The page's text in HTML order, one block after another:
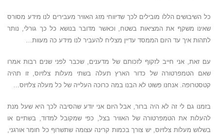
כל השיבושים הללו מובילים לכך שדיווחי מזג האוויר מעבירים לנו מידע מסורס
שאינו משקף את המציאות בשטח, וכאשר מדובר בנושא כל כך גורלי, נותר
לתהות איך עד היום הממסד עדיין מצליח להעביר לנו מידע כה מעוות…
עם זאת, אני חייב לזקוף לזכותם של מדענים, שכבר לפני שנים רבות אמרו
שאם הטמפרטורה של כדור הארץ תעלה בשתי מעלות צלזיוס, זו תהיה
קטסטרופה. אנחנו פשוט לא הבנו במה כרוכה העלייה של כל מעלה צלזיוס…
בזמנו גם לי זה לא היה ברור, אבל היום אני יודע שהסיבה לכך היא שעל מנת
להעלות את הטמפרטורה של האוויר בצל, כפי שמקובל למדוד, בשתיים או
בשלוש מעלות צלזיוס, יש צורך בכמות קרינה עצומה שתשרוף כל חומר אורגני,